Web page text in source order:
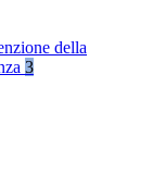
della
3